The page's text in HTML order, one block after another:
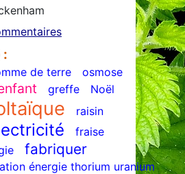
de terre
osmose
greffe Noël
raisin
fraise
fabriquer
énergie thorium uranium